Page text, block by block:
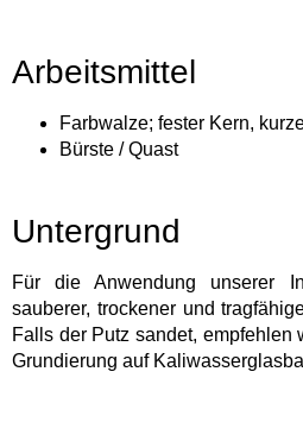
Arbeitsmittel
Farbwalze; fester Kern,
Bürste / Quast
Untergrund
Für die Anwendung unserer
sauberer, trockener und
Falls der Putz sandet, empfehlen
Grundierung auf